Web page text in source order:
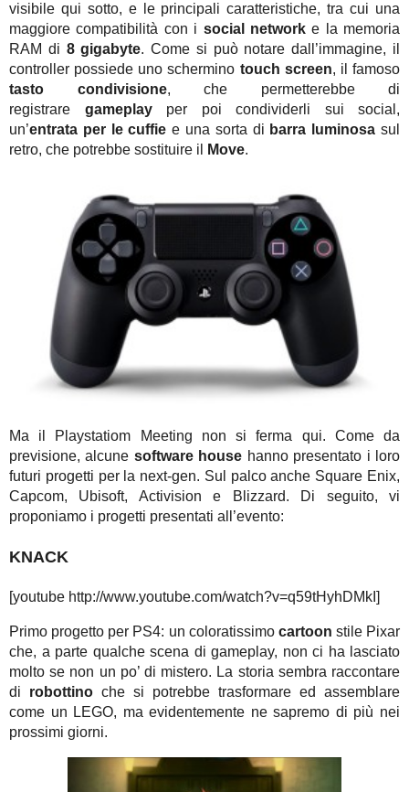
visibile qui sotto, e le principali caratteristiche, tra cui una
maggiore compatibilità con i social networke la memoria
RAM di 8 gigabyte. Come si può notare dall’immagine, il
controller possiede uno schermino touch screen, il famoso
tasto
condivisione, che permetterebbe di
registrare gameplay per poi condividerli sui social,
un’entrata per le cuffie e una sorta di barra luminosasul
retro, che potrebbe sostituire il
Move.
Ma il Playstatiom Meeting non si ferma qui. Come da
previsione, alcune software house hanno presentato i loro
futuri progetti per la next-gen. Sul palco anche Square Enix,
Capcom, Ubisoft, Activision e Blizzard. Di seguito, vi
proponiamo i progetti presentati all’evento:
KNACK
[youtube http://www.youtube.com/watch?v=q59tHyhDMkI]
Primo progetto per PS4: un coloratissimo cartoon stile Pixar
che, a parte qualche scena di gameplay, non ci ha lasciato
molto se non un po’ di mistero. La storia sembra raccontare
di robottino che si potrebbe trasformare ed assemblare
come un LEGO, ma evidentemente ne sapremo di più nei
prossimi giorni.